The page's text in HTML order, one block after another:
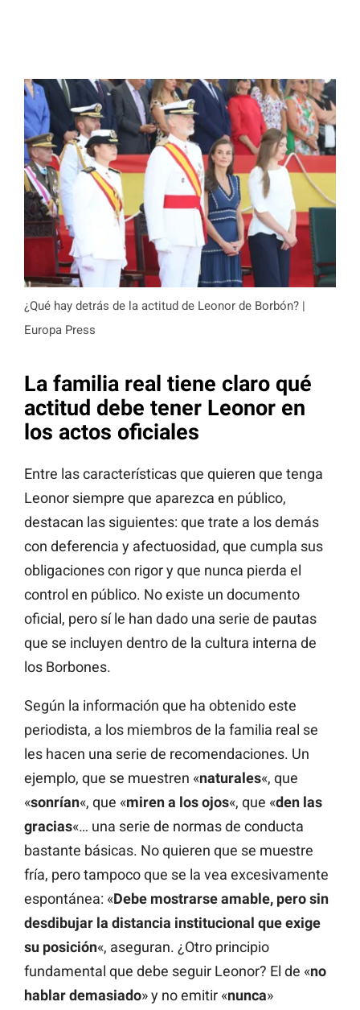
¿Qué hay detrás de la actitud de Leonor de Borbón? |
Europa Press
La familia real tiene claro qué
actitud debe tener Leonor en
los actos oficiales
Entre las características que quieren que tenga
Leonor siempre que aparezca en público,
destacan las siguientes: que trate a los demás
con deferencia y afectuosidad, que cumpla sus
obligaciones con rigor y que nunca pierda el
control en público. No existe un documento
oficial, pero sí le han dado una serie de pautas
que se incluyen dentro de la cultura interna de
los Borbones.
Según la información que ha obtenido este
periodista, a los miembros de la familia real se
les hacen una serie de recomendaciones. Un
ejemplo, que se muestren «naturales«, que
«sonrían«, que «miren a los ojos«, que «den las
gracias«… una serie de normas de conducta
bastante básicas. No quieren que se muestre
fría, pero tampoco que se la vea excesivamente
espontánea: «Debe mostrarse amable, pero sin
desdibujar la distancia institucional que exige
su posición«, aseguran. ¿Otro principio
fundamental que debe seguir Leonor? El de «no
hablar demasiado» y no emitir «nunca»